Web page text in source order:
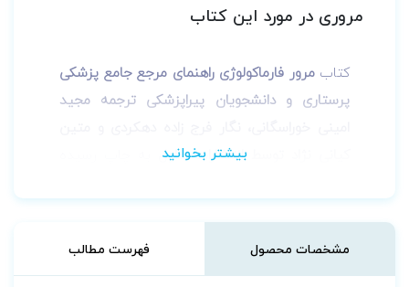
مروری در مورد این کتاب
کتابمرور فارماکولوژی راهنمای مرجع جامع پزشکی
پرستاری و دانشجویان پیراپزشکی ترجمه مجید
کیانی نژاد توسط انتشارات سلول
پزشکان اما باید تا حدی با مفهوم فارماکولوژی آشنا
باشند تا بتوانند اطمینان حاصل کنند که بیمار دوز
مشخصات محصول فهرست مطالب